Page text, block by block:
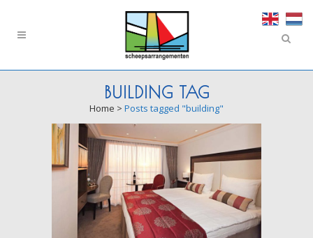
BUILDING TAG
Home > Posts tagged "building"